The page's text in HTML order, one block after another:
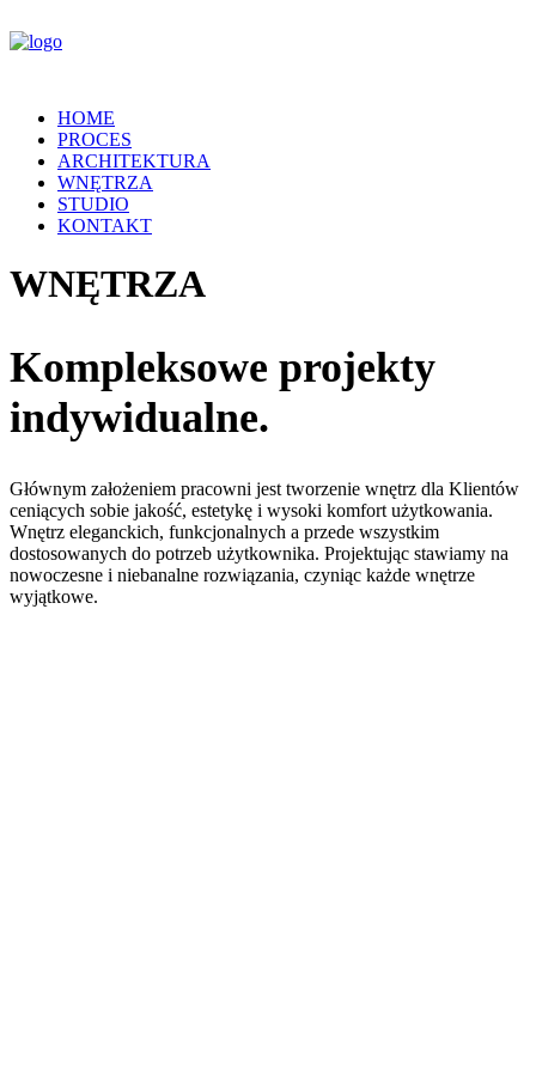
HOME
PROCES
ARCHITEKTURA
WNĘTRZA
STUDIO
KONTAKT
WNĘTRZA
Kompleksowe projekty
indywidualne.
Głównym założeniem pracowni jest tworzenie wnętrz dla Klientów
ceniących sobie jakość, estetykę i wysoki komfort użytkowania.
Wnętrz eleganckich, funkcjonalnych a przede wszystkim
dostosowanych do potrzeb użytkownika. Projektując stawiamy na
nowoczesne i niebanalne rozwiązania, czyniąc każde wnętrze
wyjątkowe.